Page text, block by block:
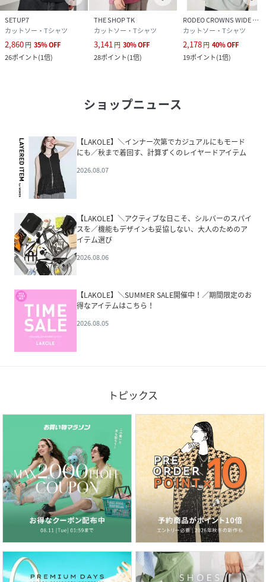
SETUP7
カットソー・Tシャツ
2,860円 35%OFF
26ポイント(1倍)
THE SHOP TK
カットソー・Tシャツ
3,141 円 30%OFF
28ポイント(1倍)
RODEO CROWNS WIDE BOWL
カットソー・Tシャツ
2,178円 40%OFF
19ポイント(1倍)
ショップニュース
【LAKOLE】＼インナー次第でカジュアルにもモード
にも／秋まで着回す、計算ずくのレイヤードアイテム
2026.08.07
【LAKOLE】＼アクティブな日こそ、シルバーのスパイ
スを／機能もデザインも妥協しない、大人のためのア
イテム選び
2026.08.06
【LAKOLE】＼SUMMER SALE開催中！／期間限定のお
得なアイテムはこちら！
2026.08.05
トピックス